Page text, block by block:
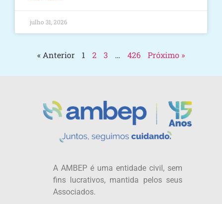
julho 31, 2026
« Anterior 1 2 3 … 426 Próximo »
A AMBEP é uma entidade civil, sem
fins lucrativos, mantida pelos seus
Associados.